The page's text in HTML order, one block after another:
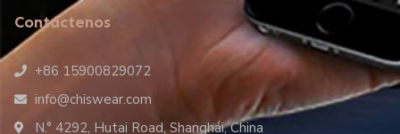
Contáctenos
+86 15900829072
info@chiswear.com
N.° 4292, Hutai Road, Shanghái, China